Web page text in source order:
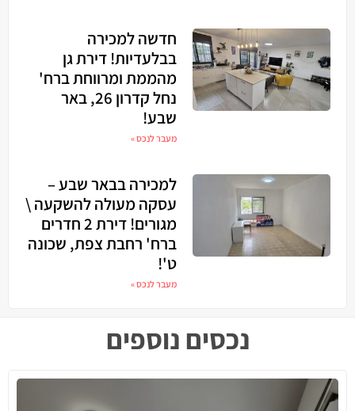
חדשה למכירה
בבלעדיות! דירת גן
מהממת ומרווחת ברח'
נחל קדרון 26, באר
שבע!
מעבר לנכס »
למכירה בבאר שבע –
עסקה מעולה להשקעה \
מגורים! דירת 2 חדרים
ברח' רחבת צפת, שכונה
ט'!
מעבר לנכס »
נכסים נוספים